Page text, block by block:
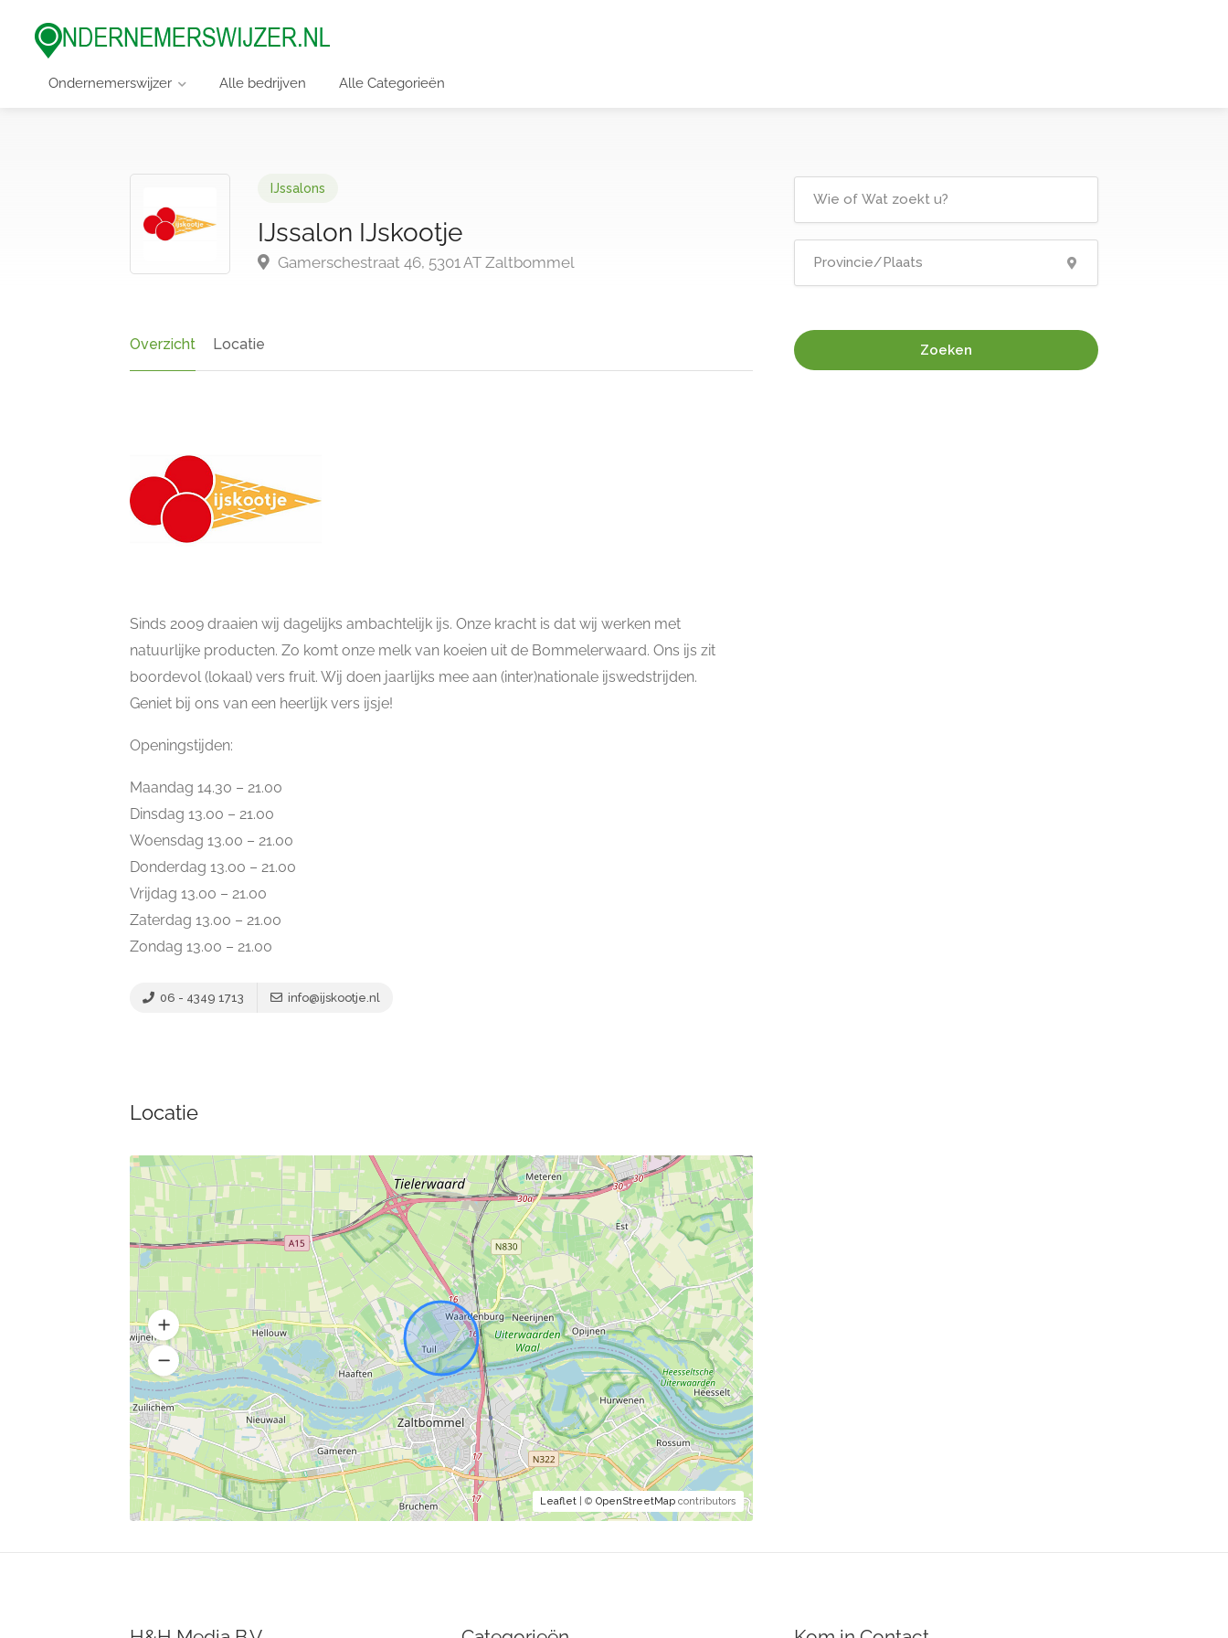
Ondernemerswijzer Alle bedrijven Alle Categorieën
IJssalons
IJssalon IJskootje
Gamerschestraat 46, 5301 AT Zaltbommel
Overzicht Locatie
Sinds 2009 draaien wij dagelijks ambachtelijk ijs. Onze kracht is dat wij werken met
natuurlijke producten. Zo komt onze melk van koeien uit de Bommelerwaard. Ons ijs zit
boordevol (lokaal) vers fruit. Wij doen jaarlijks mee aan (inter)nationale ijswedstrijden.
Geniet bij ons van een heerlijk vers ijsje!
Openingstijden:
Maandag 14.30 – 21.00
Dinsdag 13.00 – 21.00
Woensdag 13.00 – 21.00
Donderdag 13.00 – 21.00
Vrijdag 13.00 – 21.00
Zaterdag 13.00 – 21.00
Zondag 13.00 – 21.00
06 - 4349 1713 info@ijskootje.nl
Locatie
Leaflet| © OpenStreetMapcontributors
Zoeken